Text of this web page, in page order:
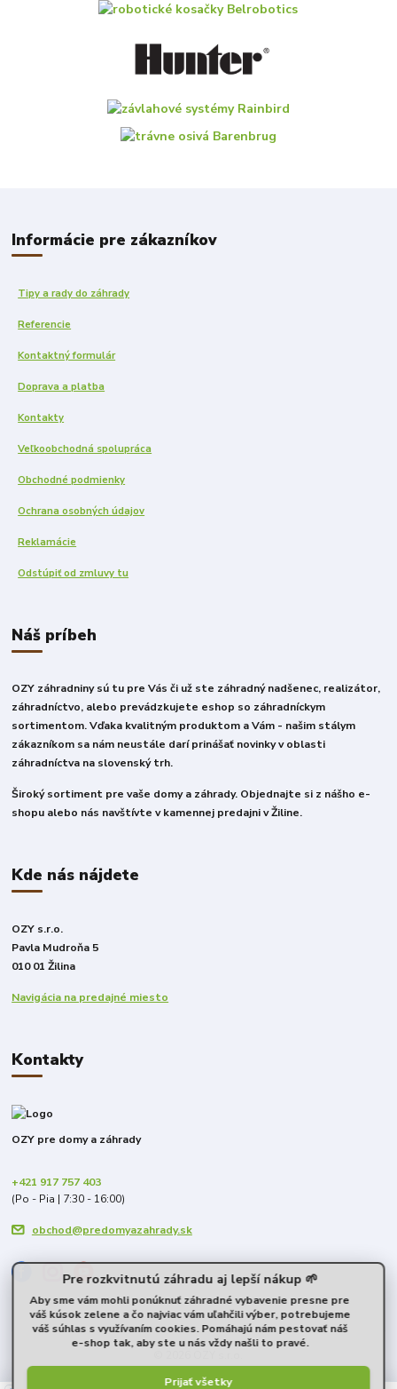
Informácie pre zákazníkov
Tipy a rady do záhrady
Referencie
Kontaktný formulár
Doprava a platba
Kontakty
Veľkoobchodná spolupráca
Obchodné podmienky
Ochrana osobných údajov
Reklamácie
Odstúpiť od zmluvy tu
Náš príbeh
OZY záhradniny sú tu pre Vás či už ste záhradný nadšenec, realizátor,
záhradníctvo, alebo prevádzkujete eshop so záhradníckym
sortimentom. Vďaka kvalitným produktom a Vám - našim stálym
zákazníkom sa nám neustále darí prinášať novinky v oblasti
záhradníctva na slovenský trh.
Široký sortiment pre vaše domy a záhrady. Objednajte si z nášho e-
shopu alebo nás navštívte v kamennej predajni v Žiline.
Kde nás nájdete
OZY s.r.o.
Pavla Mudroňa 5
010 01 Žilina
Navigácia na predajné miesto
Kontakty
OZY pre domy a záhrady
+421 917 757 403
(Po - Pia | 7:30 - 16:00)
obchod@predomyazahrady.sk
Pre rozkvitnutú záhradu aj lepší nákup 🌱
Aby sme vám mohli ponúknuť záhradné vybavenie presne pre
váš kúsok zelene a čo najviac vám uľahčili výber, potrebujeme
váš súhlas s využívaním cookies. Pomáhajú nám pestovať náš
e-shop tak, aby ste u nás vždy našli to pravé.
Prijať všetky